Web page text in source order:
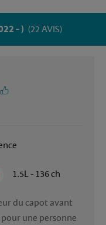
- ) (22 AVIS)
1.5L - 136 ch
du capot avant
une personne